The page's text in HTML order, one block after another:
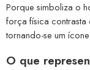
Porque simboliza o
força física contrasta
tornando-se um
O que